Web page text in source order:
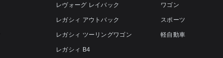
レヴォーグ レイバック
レガシィ アウトバック
レガシィ ツーリングワゴン
レガシィ B4
ワゴン
スポーツ
軽自動車